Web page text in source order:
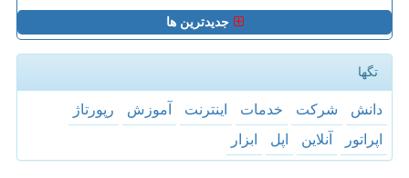
جدیدترین ها
تگها
دانش شركت خدمات اینترنت آموزش
رپورتاژ
اپراتور
آنلاین اپل ابزار